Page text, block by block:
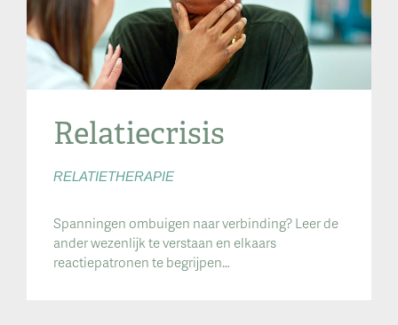
Relatiecrisis
RELATIETHERAPIE
Spanningen ombuigen naar verbinding? Leer de
ander wezenlijk te verstaan en elkaars
reactiepatronen te begrijpen…